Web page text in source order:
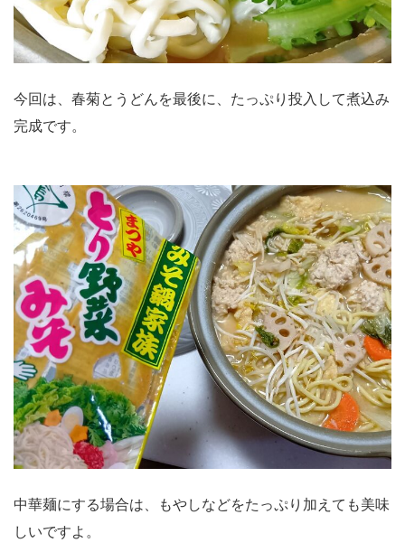
今回は、春菊とうどんを最後に、たっぷり投入して煮込み
完成です。
中華麺にする場合は、もやしなどをたっぷり加えても美味
しいですよ。